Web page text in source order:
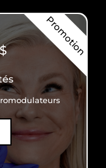
Promotion
$